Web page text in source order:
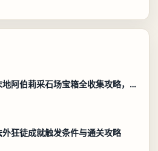
明日方舟终末地阿伯莉采石场宝箱全收集攻略，全点位分布图与路线
狂徒成就触发条件与通关攻略